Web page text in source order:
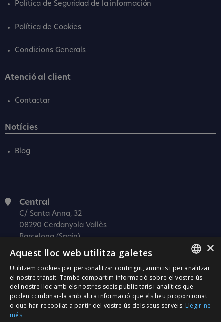
Política de Seguridad de la información
Política de Cookies
Condicions Generals
Atenció al client
Contactar
Notícies
Blog
Central
C/ Santa Anna, 32
08290 Cerdanyola Vallès
Barcelona (Spain)
Barcelona (I+D)
C/ Josep Estivill, 11-13
08027 Barcelona
(Spain)
Madrid
C/ Méndez Álvaro 20, oficina 440
SPANISH
CATALÀ
ENGLISH
×
Aquest lloc web utilitza galetes
Utilitzem cookies per personalitzar contingut, anuncis i per analitzar
el nostre trànsit. També compartim informació sobre el vostre ús
del nostre lloc amb els nostres socis publicitaris i analítics que
poden combinar-la amb altra informació que els heu proporcionat
o que han recopilat a partir del vostre ús dels seus serveis. Llegir-ne
més